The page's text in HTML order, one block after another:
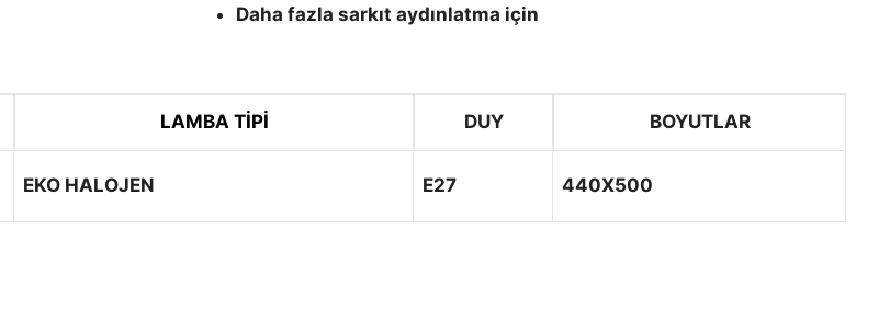
Daha fazla sarkıt aydınlatma için
LAMBA TİPİ DUY BOYUTLAR
EKO HALOJEN E27 440X500